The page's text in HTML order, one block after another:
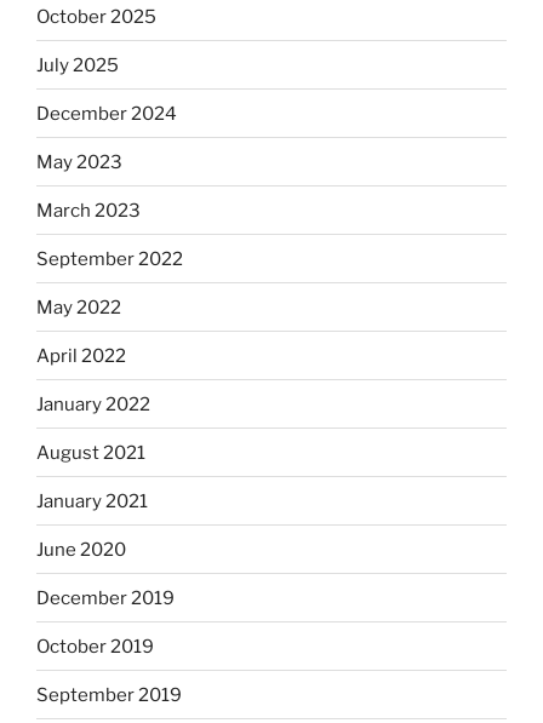
October 2025
July 2025
December 2024
May 2023
March 2023
September 2022
May 2022
April 2022
January 2022
August 2021
January 2021
June 2020
December 2019
October 2019
September 2019